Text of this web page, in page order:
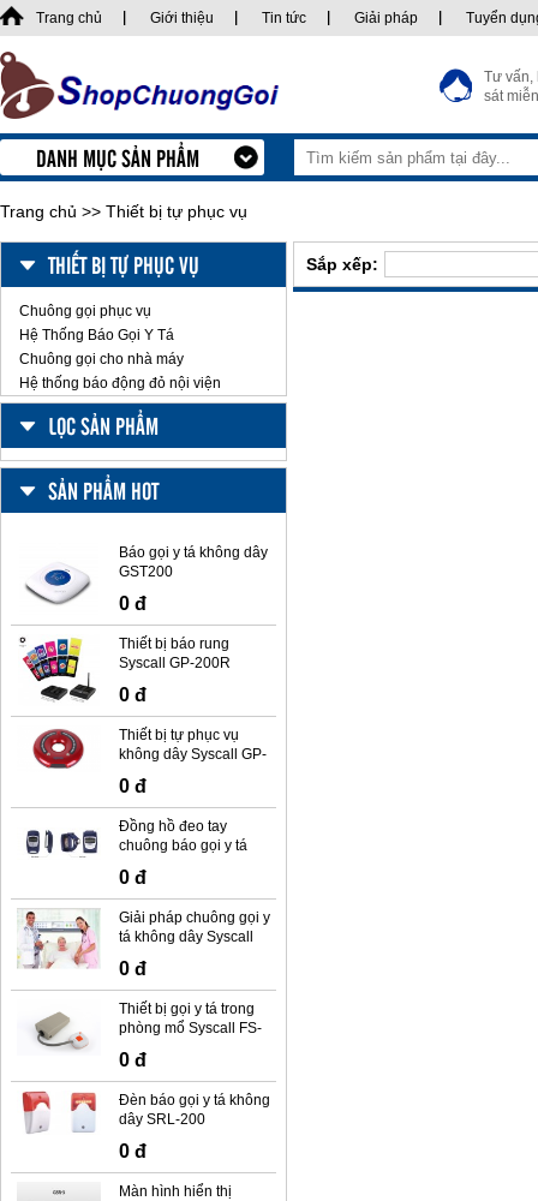
Trang chủ Giới thiệu Tin tức Giải pháp Tuyển
Tư vấn,
sát
DANH MỤC SẢN PHẨM
Trang chủ >> Thiết bị tự phục vụ
THIẾT BỊ TỰ PHỤC VỤ
Chuông gọi phục vụ
Hệ Thống Báo Gọi Y Tá
Chuông gọi cho nhà máy
Hệ thống báo động đỏ nội viện
LỌC SẢN PHẨM
SẢN PHẨM HOT
Báo gọi y tá không dây
GST200
0 đ
Thiết bị báo rung
Syscall GP-200R
0 đ
Thiết bị tự phục vụ
không dây Syscall GP-
0 đ
Đồng hồ đeo tay
chuông báo gọi y tá
500
0 đ
Giải pháp chuông gọi y
tá không dây Syscall
0 đ
Thiết bị gọi y tá trong
phòng mổ Syscall FS-
0 đ
Đèn báo gọi y tá không
dây SRL-200
0 đ
Màn hình hiển thị
Sắp xếp: